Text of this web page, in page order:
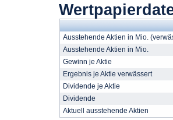
Ausstehende Aktien in Mio.
Ausstehende Aktien in Mio.
Gewinn je Aktie
Ergebnis je Aktie verwässert
Dividende je Aktie
Dividende
Aktuell ausstehende Aktien